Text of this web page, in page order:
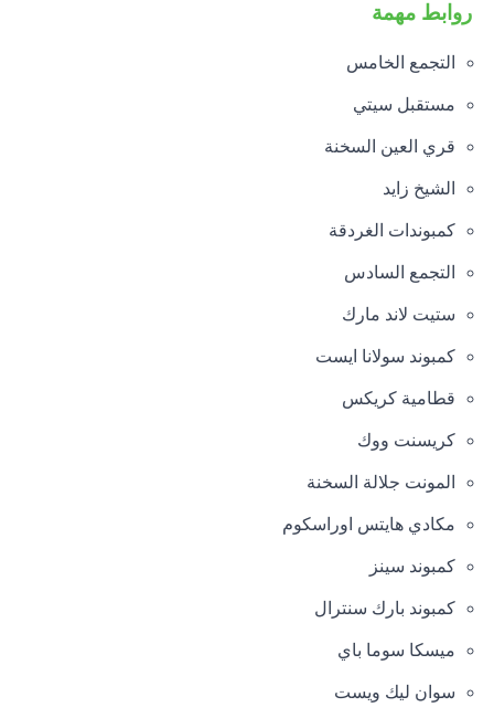
روابط مهمة
التجمع الخامس
مستقبل سيتي
قري العين السخنة
الشيخ زايد
كمبوندات الغردقة
التجمع السادس
ستيت لاند مارك
كمبوند سولانا ايست
قطامية كريكس
كريسنت ووك
المونت جلالة السخنة
مكادي هايتس اوراسكوم
كمبوند سينز
كمبوند بارك سنترال
ميسكا سوما باي
سوان ليك ويست